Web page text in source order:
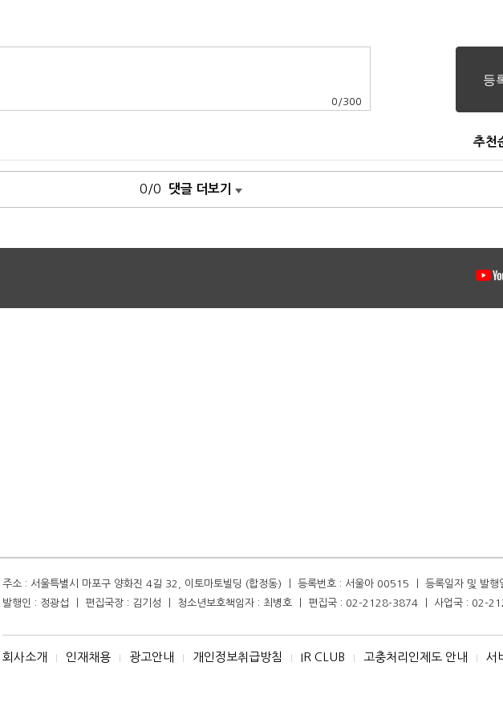
0 /300
추천
0/0 댓글 더보기
주소 : 서울특별시 마포구 양화진 4길 32, 이토마토빌딩 (합정동) ㅣ 등록번호 : 서울아 00515 ㅣ 등록일자 및 발
발행인 : 정광섭 ㅣ 편집국장 : 김기성 ㅣ 청소년보호책임자 : 최병호 ㅣ 편집국 : 02-2128-3874 ㅣ 사업국 : 02-
회사소개 인재채용 광고안내 개인정보취급방침 IR CLUB 고충처리인제도 안내 서